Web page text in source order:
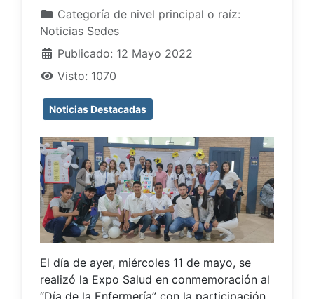
Categoría de nivel principal o raíz:
Noticias Sedes
Publicado: 12 Mayo 2022
Visto: 1070
Noticias Destacadas
El día de ayer, miércoles 11 de mayo, se
realizó la Expo Salud en conmemoración al
“Día de la Enfermería” con la participación